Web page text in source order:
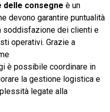
delle consegne è un
devono garantire puntualità
soddisfazione dei clienti e
operativi. Grazie a
è possibile coordinare in
la gestione logistica e
legate alla